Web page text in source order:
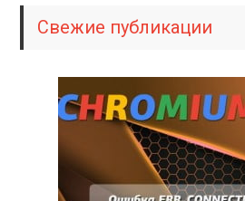
Свежие публикации